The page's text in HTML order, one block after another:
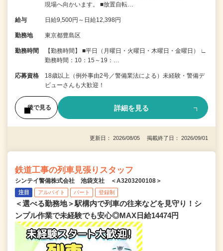
現場へ向かいます。 ■放置自転…
給与 日給9,500円～日給12,398円
勤務地 東京都豊島区
勤務時間
【勤務時間】 ■平日（月曜日・火曜日・木曜日・金曜日） ∟
勤務時間：10：15～19：…
応募資格
18歳以上（例外事由2号／警備業法による）未経験・警備デ
ビューさんも大歓迎！
後で見る 詳細を見る
更新日： 2026/08/05 掲載終了日： 2026/09/01
鉄道工事の列車見張りスタッフ
シンテイ警備株式会社 池袋支社 ＜A3203200108＞
注目 アルバイト パート 登録制
＜選べる勤務地＞駅構内で列車の往来などを見守り！シ
ンプル作業で未経験でも安心◎MAX日給14474円